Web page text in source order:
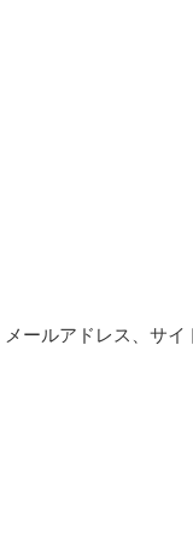
ールアドレス、サイ